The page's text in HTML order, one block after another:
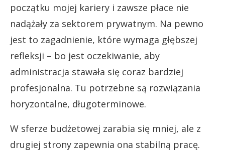
początku mojej kariery i zawsze płace nie
nadążały za sektorem prywatnym. Na pewno
jest to zagadnienie, które wymaga głębszej
refleksji – bo jest oczekiwanie, aby
administracja stawała się coraz bardziej
profesjonalna. Tu potrzebne są rozwiązania
horyzontalne, długoterminowe.
W sferze budżetowej zarabia się mniej, ale z
drugiej strony zapewnia ona stabilną pracę.